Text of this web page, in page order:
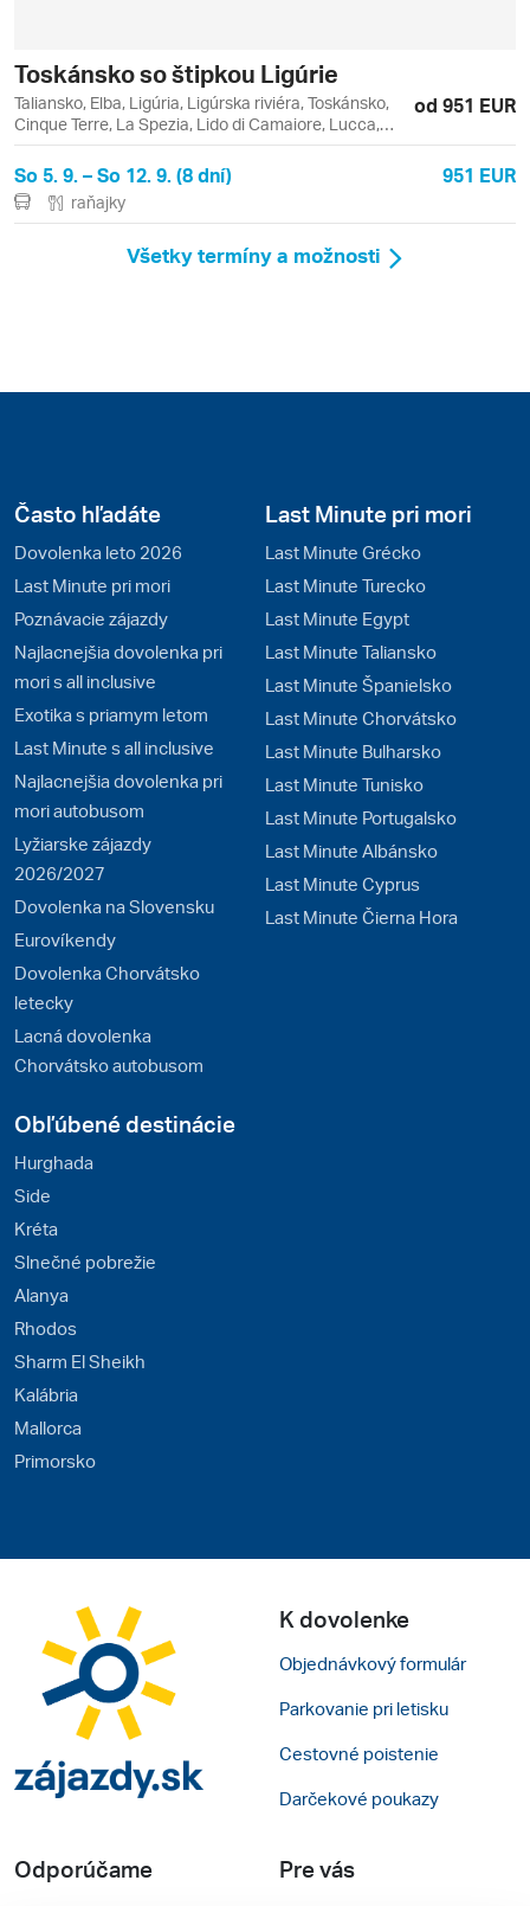
Toskánsko so štipkou Ligúrie
Taliansko, Elba, Ligúria, Ligúrska riviéra, Toskánsko,
Cinque Terre, La Spezia, Lido di Camaiore, Lucca,
Manarola, Montecatini Terme, Portoferraio,
Riomaggiore, Vernazza
od 951 EUR
So 5. 9. – So 12. 9. (8 dní) 951 EUR
raňajky
Všetky termíny a možnosti
Často hľadáte
Dovolenka leto 2026
Last Minute pri mori
Poznávacie zájazdy
Najlacnejšia dovolenka pri
mori s all inclusive
Exotika s priamym letom
Last Minute s all inclusive
Najlacnejšia dovolenka pri
mori autobusom
Lyžiarske zájazdy
2026/2027
Dovolenka na Slovensku
Eurovíkendy
Dovolenka Chorvátsko
letecky
Lacná dovolenka
Chorvátsko autobusom
Last Minute pri mori
Last Minute Grécko
Last Minute Turecko
Last Minute Egypt
Last Minute Taliansko
Last Minute Španielsko
Last Minute Chorvátsko
Last Minute Bulharsko
Last Minute Tunisko
Last Minute Portugalsko
Last Minute Albánsko
Last Minute Cyprus
Last Minute Čierna Hora
Obľúbené destinácie
Hurghada
Side
Kréta
Slnečné pobrežie
Alanya
Rhodos
Sharm El Sheikh
Kalábria
Mallorca
Primorsko
K dovolenke
Objednávkový formulár
Parkovanie pri letisku
Cestovné poistenie
Darčekové poukazy
Odporúčame Pre vás